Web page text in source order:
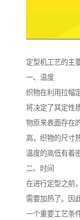
定型机工艺的主
一、温度
织物在利用拉幅
将决定了其定性
物原来表面存在
高，织物的尺寸
温度的高低有着
二、时间
在进行定型之前
需要加热了。因
一个重要工艺条